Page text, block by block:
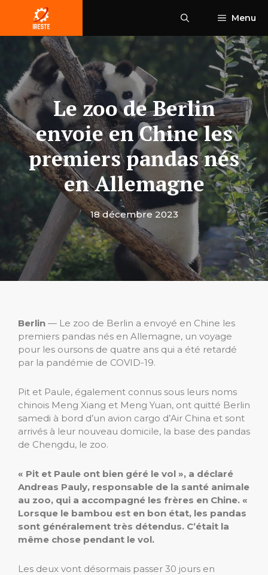
contenu
Menu
Le zoo de Berlin
envoie en Chine les
premiers pandas nés
en Allemagne
18 décembre 2023
Berlin — Le zoo de Berlin a envoyé en Chine les
premiers pandas nés en Allemagne, un voyage
pour les oursons de quatre ans qui a été retardé
par la pandémie de COVID-19.
Pit et Paule, également connus sous leurs noms
chinois Meng Xiang et Meng Yuan, ont quitté Berlin
samedi à bord d’un avion cargo d’Air China et sont
arrivés à leur nouveau domicile, la base des pandas
de Chengdu, le zoo.
« Pit et Paule ont bien géré le vol », a déclaré
Andreas Pauly, responsable de la santé animale
au zoo, qui a accompagné les frères en Chine. «
Lorsque le bambou est en bon état, les pandas
sont généralement très détendus. C’était la
même chose pendant le vol.
Les deux vont désormais passer 30 jours en